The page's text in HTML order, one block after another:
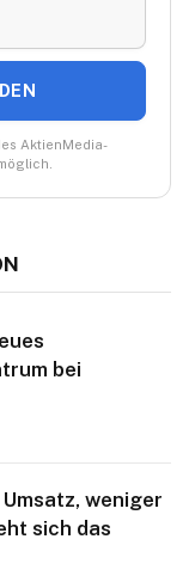
AktienMedia-
bei
weniger
sich das